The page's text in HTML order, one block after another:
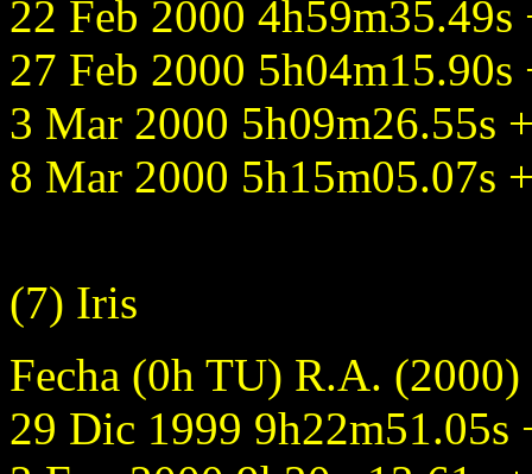
22 Feb 2000 4h59m35.49s
27 Feb 2000 5h04m15.90s
3 Mar 2000 5h09m26.55s
8 Mar 2000 5h15m05.07s
(7) Iris
Fecha (0h TU) R.A.
29 Dic 1999 9h22m51.05s